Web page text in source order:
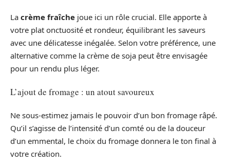
La crème fraîche joue ici un rôle crucial. Elle apporte à
votre plat onctuosité et rondeur, équilibrant les saveurs
avec une délicatesse inégalée. Selon votre préférence, une
alternative comme la crème de soja peut être envisagée
pour un rendu plus léger.
L’ajout de fromage : un atout savoureux
Ne sous-estimez jamais le pouvoir d’un bon fromage râpé.
Qu’il s’agisse de l’intensité d’un comté ou de la douceur
d’un emmental, le choix du fromage donnera le ton final à
votre création.